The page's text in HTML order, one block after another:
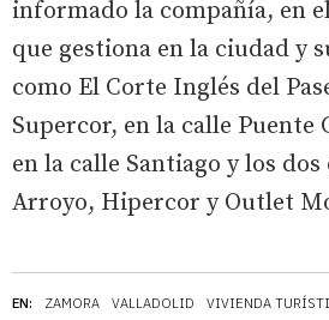
EN: ZAMORA VALLADOLID VIVIENDA
informado la compañía, en
que gestiona en la ciudad y
como El Corte Inglés del
Supercor, en la calle Puente
en la calle Santiago y los dos
Arroyo, Hipercor y Outlet